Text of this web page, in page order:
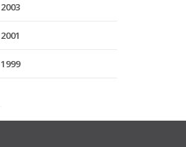
2003
2001
1999